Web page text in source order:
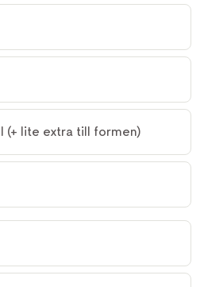
(+ lite extra till formen)